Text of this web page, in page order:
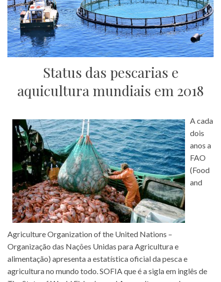
Status das pescarias e
aquicultura mundiais em 2018
A cada
dois
anos a
FAO
(Food
and
Agriculture Organization of the United Nations –
Organização das Nações Unidas para Agricultura e
alimentação) apresenta a estatística oficial da pesca e
agricultura no mundo todo. SOFIA que é a sigla em inglês de